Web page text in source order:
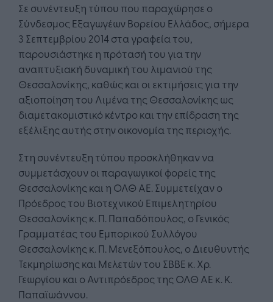
Σε συνέντευξη τύπου που παραχώρησε ο
Σύνδεσμος Εξαγωγέων Βορείου Ελλάδος, σήμερα
3 Σεπτεμβρίου 2014 στα γραφεία του,
παρουσιάστηκε η πρότασή του για την
αναπτυξιακή δυναμική του λιμανιού της
Θεσσαλονίκης, καθώς και οι εκτιμήσεις για την
αξιοποίηση του Λιμένα της Θεσσαλονίκης ως
διαμετακομιστικό κέντρο και την επίδραση της
εξέλιξης αυτής στην οικονομία της περιοχής.
Στη συνέντευξη τύπου προσκλήθηκαν να
συμμετάσχουν οι παραγωγικοί φορείς της
Θεσσαλονίκης και η ΟΛΘ ΑΕ. Συμμετείχαν ο
Πρόεδρος του Βιοτεχνικού Επιμελητηρίου
Θεσσαλονίκης κ. Π. Παπαδόπουλος, ο Γενικός
Γραμματέας του Εμπορικού Συλλόγου
Θεσσαλονίκης κ. Π. Μενεξόπουλος, ο Διευθυντής
Τεκμηρίωσης και Μελετών του ΣΒΒΕ κ. Χρ.
Γεωργίου και ο Αντιπρόεδρος της ΟΛΘ ΑΕ κ. Κ.
Παπαϊωάννου.